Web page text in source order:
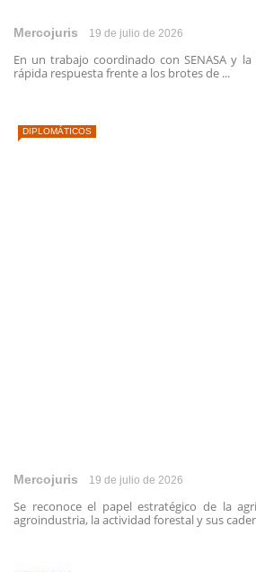
Mercojuris 19 de julio de 2026
En un trabajo coordinado con SENASA y la
rápida respuesta frente a los brotes de ...
DIPLOMÁTICOS
Mercojuris 19 de julio de 2026
Se reconoce el papel estratégico de la
agroindustria, la actividad forestal y sus